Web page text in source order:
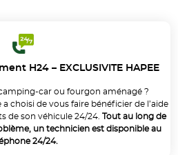
H24 – EXCLUSIVITE HAPEE
car ou fourgon aménagé ?
choisi de vous faire bénéficier de l’aide
de son véhicule 24/24. Tout au long de
un technicien est disponible au
24/24.